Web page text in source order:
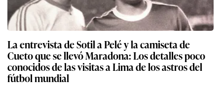
La entrevista de Sotil a Pelé y la camiseta de
Cueto que se llevó Maradona: Los detalles poco
conocidos de las visitas a Lima de los astros del
fútbol mundial